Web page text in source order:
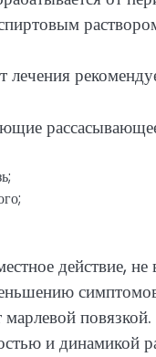
действие,
и динамикой